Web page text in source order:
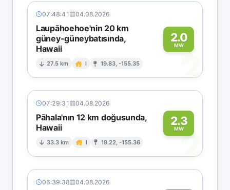
07:48:41 04.08.2026
Laupāhoehoe'nin 20 km
güney-güneybatısında,
Hawaii
27.5 km I 19.83, -155.35
2.0
MW
2
07:29:31 04.08.2026
Pāhala'nın 12 km doğusunda,
Hawaii
33.3 km I 19.22, -155.36
2.3
MW2
06:39:38 04.08.2026